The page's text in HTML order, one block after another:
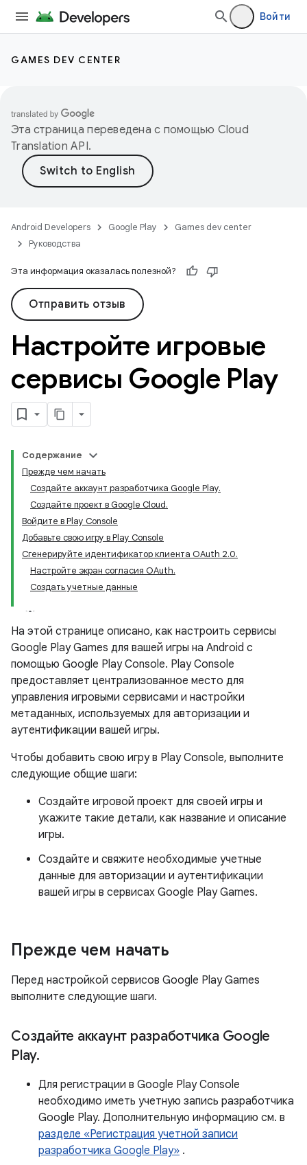
Войти
GAMES DEV CENTER
Эта страница переведена с помощью Cloud
Translation API.
Android Developers Google Play
Games dev center
Руководства
Эта информация оказалась полезной?
Отправить отзыв
Настройте игровые
сервисы Google Play
Содержание
Прежде чем начать
Создайте аккаунт разработчика Google Play.
Создайте проект в Google Cloud.
Войдите в Play Console
Добавьте свою игру в Play Console
Сгенерируйте идентификатор клиента OAuth 2.0.
Настройте экран согласия OAuth.
Создать учетные данные
На этой странице описано, как настроить сервисы
Google Play Games для вашей игры на Android с
помощью Google Play Console. Play Console
предоставляет централизованное место для
управления игровыми сервисами и настройки
метаданных, используемых для авторизации и
аутентификации вашей игры.
Чтобы добавить свою игру в Play Console, выполните
следующие общие шаги:
Создайте игровой проект для своей игры и
укажите такие детали, как название и описание
игры.
Создайте и свяжите необходимые учетные
данные для авторизации и аутентификации
вашей игры в сервисах Google Play Games.
Прежде чем начать
Перед настройкой сервисов Google Play Games
выполните следующие шаги.
Создайте аккаунт разработчика Google
Play.
Для регистрации в Google Play Console
необходимо иметь учетную запись разработчика
Google Play. Дополнительную информацию см. в
разделе «Регистрация учетной записи
разработчика Google Play» .